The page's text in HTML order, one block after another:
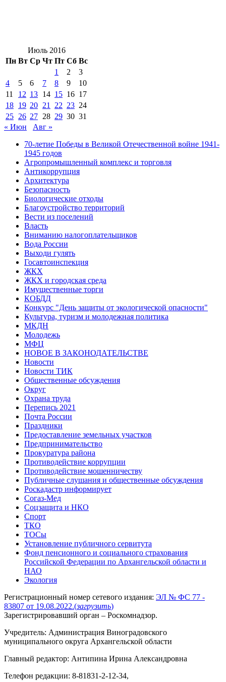
Июль 2016
Пн Вт Ср Чт Пт Сб Вс
1
2
3
4
5 6 7 8 9
10
11
12 13 14 15 16 17
18 19 20 21 22 23 24
25 26 27 28 29 30 31
« Июн
Авг »
70-летие Победы в Великой Отечественной войне 1941-
1945 годов
Агропромышленный комплекс и торговля
Антикоррупция
Архитектура
Безопасность
Биологические отходы
Благоустройство территорий
Вести из поселений
Власть
Вниманию налогоплательщиков
Вода России
Выходи гулять
Госавтоинспекция
ЖКХ
ЖКХ и городская среда
Имущественные торги
КОБДД
Конкурс "День защиты от экологической опасности"
Культура, туризм и молодежная политика
МКДН
Молодежь
МФЦ
НОВОЕ В ЗАКОНОДАТЕЛЬСТВЕ
Новости
Новости ТИК
Общественные обсуждения
Округ
Охрана труда
Перепись 2021
Почта России
Праздники
Предоставление земельных участков
Предпринимательство
Прокуратура района
Противодействие коррупции
Противодействие мошенничеству
Публичные слушания и общественные обсуждения
Роскадастр информирует
Согаз-Мед
Соцзащита и НКО
Спорт
ТКО
ТОСы
Установление публичного сервитута
Фонд пенсионного и социального страхования
Российской Федерации по Архангельской области и
НАО
Экология
Регистрационный номер сетевого издания: ЭЛ № ФС 77 -
83807 от 19.08.2022.(загрузить)
Зарегистрировавший орган – Роскомнадзор.
Учредитель: Администрация Виноградовского
муниципального округа Архангельской области
Главный редактор: Антипина Ирина Александровна
Телефон редакции: 8-81831-2-12-34,